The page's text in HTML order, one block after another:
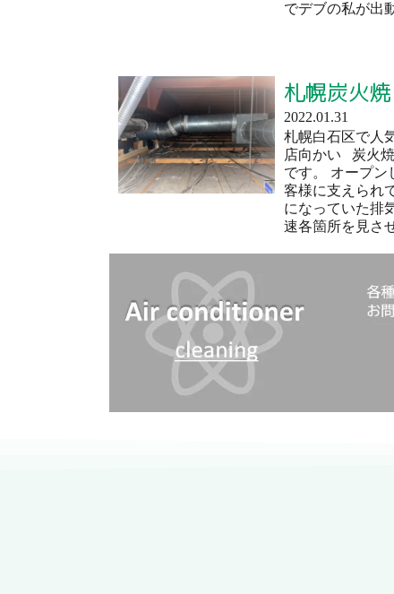
でデブの私が出
札幌炭火
2022.01.31
札幌白石区で人
店向かい 炭火
です。 オープン
客様に支えられ
になっていた
速各箇所を見さ